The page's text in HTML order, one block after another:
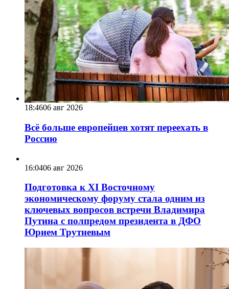
18:4606 авг 2026
Всё больше европейцев хотят переехать в
Россию
16:0406 авг 2026
Подготовка к XI Восточному
экономическому форуму стала одним из
ключевых вопросов встречи Владимира
Путина с полпредом президента в ДФО
Юрием Трутневым